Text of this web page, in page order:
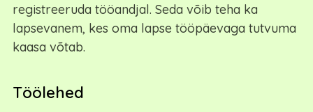
registreeruda tööandjal. Seda võib teha ka
lapsevanem, kes oma lapse tööpäevaga tutvuma
kaasa võtab.
Töölehed